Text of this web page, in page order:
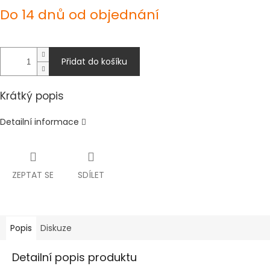
cena:
Do 14 dnů od objednání
Přidat do košíku
Krátký popis
Detailní informace
ZEPTAT SE SDÍLET
Popis Diskuze
Detailní popis produktu